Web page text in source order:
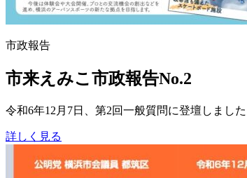
市政報告
市来えみこ市政報告No.2
令和6年12月7日、第2回一般質問に登壇しまし
詳しく見る